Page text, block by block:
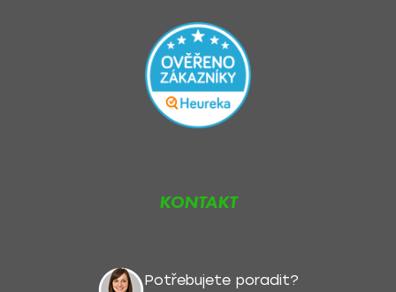
KONTAKT
Potřebujete poradit?